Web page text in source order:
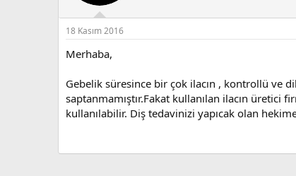
18 Kasım 2016
Merhaba,
Gebelik süresince bir çok ilacın , kontrollü ve
saptanmamıştır.Fakat kullanılan ilacın
kullanılabilir. Diş tedavinizi yapıcak olan